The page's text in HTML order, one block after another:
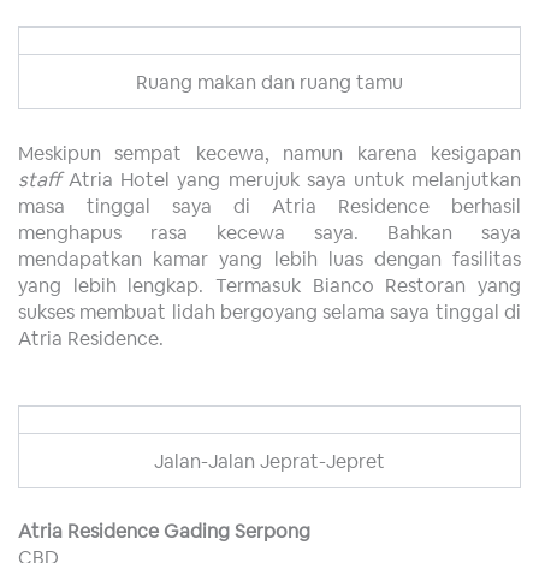
Ruang makan dan ruang tamu
Meskipun sempat kecewa, namun karena kesigapan
staffAtria Hotel yang merujuk saya untuk melanjutkan
masa tinggal saya di Atria Residence berhasil
menghapus rasa kecewa saya. Bahkan saya
mendapatkan kamar yang lebih luas dengan fasilitas
yang lebih lengkap. Termasuk Bianco Restoran yang
sukses membuat lidah bergoyang selama saya tinggal di
Atria Residence.
Jalan-Jalan Jeprat-Jepret
Atria Residence Gading Serpong
CBD